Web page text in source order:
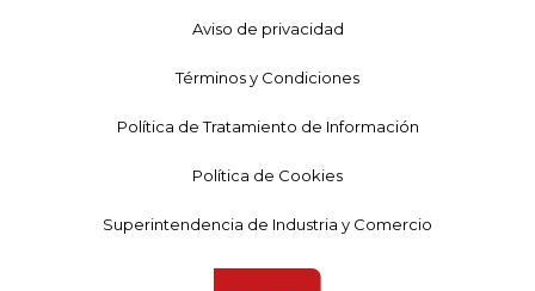
Aviso de privacidad
Términos y Condiciones
Política de Tratamiento de Información
Política de Cookies
Superintendencia de Industria y Comercio